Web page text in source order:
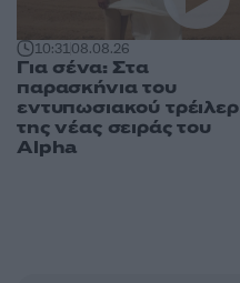
10:3108.08.26
Για σένα: Στα
παρασκήνια του
εντυπωσιακού τρέιλερ
της νέας σειράς του
Alpha